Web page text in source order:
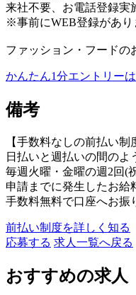
来社不要、お電話登録実
※事前にWEB登録があり
ファッション・フードの
かんたん1分エントリー
備考
【手数料なしの前払い制
日払いと週払いの間のよ
毎週火曜・金曜の週2回(
申請までに発生したお給
手数料無料で口座へお振
前払い制度を詳しく知る
応募する 求人一覧へ戻る
おすすめの求人